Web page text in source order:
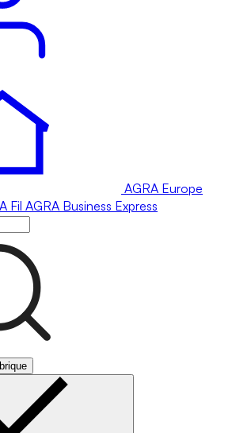
AGRA Europe
Fil AGRA Business Express